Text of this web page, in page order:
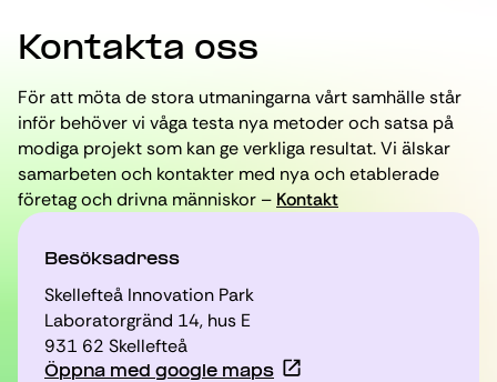
Kontakta oss
För att möta de stora utmaningarna vårt samhälle står
inför behöver vi våga testa nya metoder och satsa på
modiga projekt som kan ge verkliga resultat. Vi älskar
samarbeten och kontakter med nya och etablerade
företag och drivna människor – Kontakt
Besöksadress
Skellefteå Innovation Park
Laboratorgränd 14, hus E
931 62 Skellefteå
Öppna med google maps